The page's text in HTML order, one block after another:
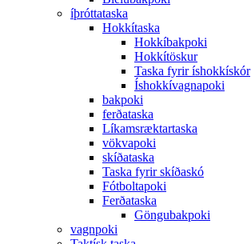
íþróttataska
Hokkítaska
Hokkíbakpoki
Hokkítöskur
Taska fyrir íshokkískór
Íshokkívagnapoki
bakpoki
ferðataska
Líkamsræktartaska
vökvapoki
skíðataska
Taska fyrir skíðaskó
Fótboltapoki
Ferðataska
Göngubakpoki
vagnpoki